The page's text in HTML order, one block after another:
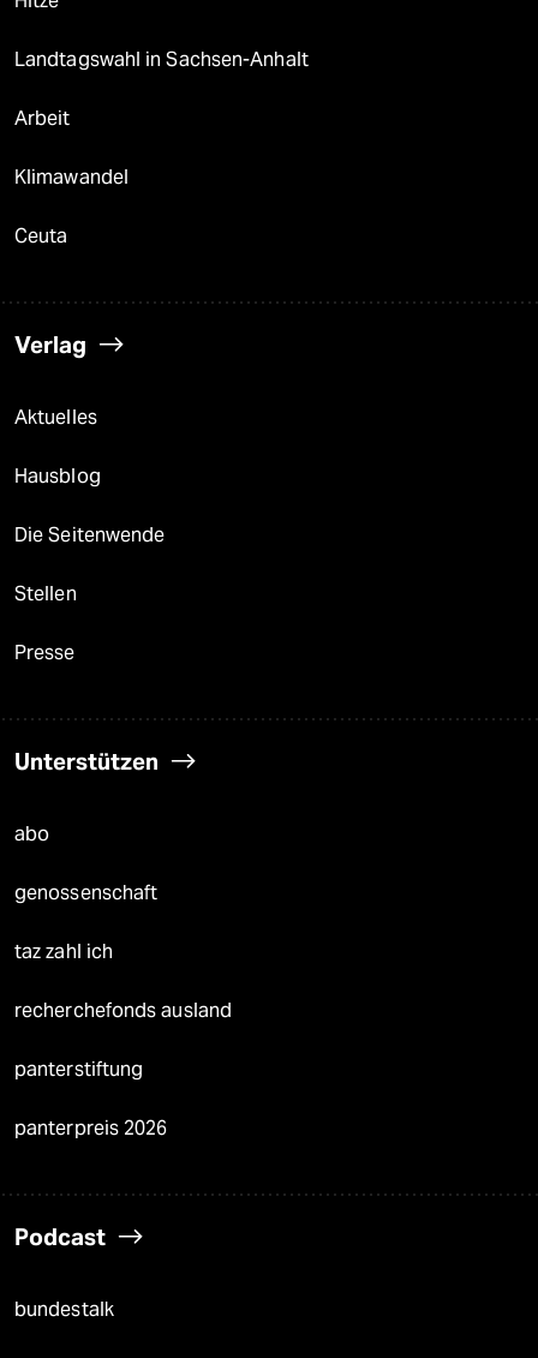
Landtagswahl in Sachsen-Anhalt
Arbeit
Klimawandel
Ceuta
Verlag
Aktuelles
Hausblog
Die Seitenwende
Stellen
Presse
Unterstützen
abo
genossenschaft
taz zahl ich
recherchefonds ausland
panterstiftung
panterpreis 2026
Podcast
bundestalk